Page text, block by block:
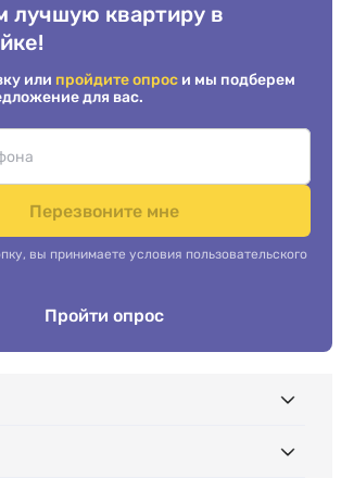
лучшую квартиру в
или пройдите опрос и мы подберем
для вас.
Перезвоните мне
вы принимаете условия пользовательского
Пройти опрос